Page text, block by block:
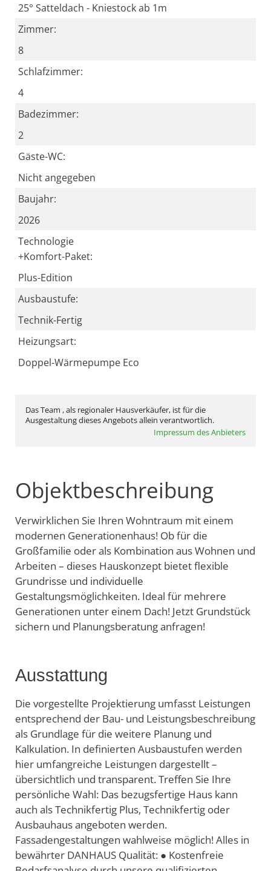
25° Satteldach - Kniestock ab 1m
Zimmer:
8
Schlafzimmer:
4
Badezimmer:
2
Gäste-WC:
Nicht angegeben
Baujahr:
2026
Technologie
+Komfort-Paket:
Plus-Edition
Ausbaustufe:
Technik-Fertig
Heizungsart:
Doppel-Wärmepumpe Eco
Das Team , als regionaler Hausverkäufer, ist für die
Ausgestaltung dieses Angebots allein verantwortlich.
Impressum des Anbieters
Objektbeschreibung
Verwirklichen Sie Ihren Wohntraum mit einem
modernen Generationenhaus! Ob für die
Großfamilie oder als Kombination aus Wohnen und
Arbeiten – dieses Hauskonzept bietet flexible
Grundrisse und individuelle
Gestaltungsmöglichkeiten. Ideal für mehrere
Generationen unter einem Dach! Jetzt Grundstück
sichern und Planungsberatung anfragen!
Ausstattung
Die vorgestellte Projektierung umfasst Leistungen
entsprechend der Bau- und Leistungsbeschreibung
als Grundlage für die weitere Planung und
Kalkulation. In definierten Ausbaustufen werden
hier umfangreiche Leistungen dargestellt –
übersichtlich und transparent. Treffen Sie Ihre
persönliche Wahl: Das bezugsfertige Haus kann
auch als Technikfertig Plus, Technikfertig oder
Ausbauhaus angeboten werden.
Fassadengestaltungen wahlweise möglich! Alles in
bewährter DANHAUS Qualität: ● Kostenfreie